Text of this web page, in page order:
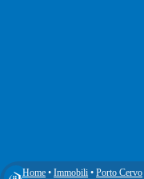
Home •Immobili •Porto Cervo